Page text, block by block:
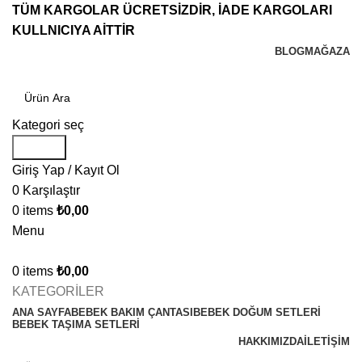
TÜM KARGOLAR ÜCRETSİZDİR, İADE KARGOLARI
KULLNICIYA AİTTİR
BLOGMAĞAZA
Kategori seç
Giriş Yap / Kayıt Ol
0 Karşılaştır
0 items ₺0,00
Menu
0 items ₺0,00
KATEGORİLER
ANA SAYFABEBEK BAKIM ÇANTASI BEBEK DOĞUM SETLERİ
BEBEK TAŞIMA SETLERİ
HAKKIMIZDA İLETIŞIM